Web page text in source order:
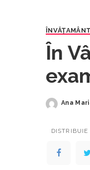
ÎNVĂŢAMÂNT
În
Posted
Ana
DISTRIBUIE